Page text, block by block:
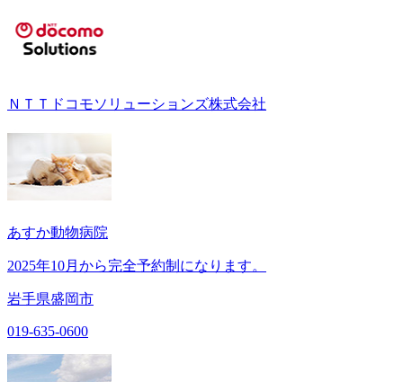
ＮＴＴドコモソリューションズ株式会社
あすか動物病院
2025年10月から完全予約制になります。
岩手県盛岡市
019-635-0600